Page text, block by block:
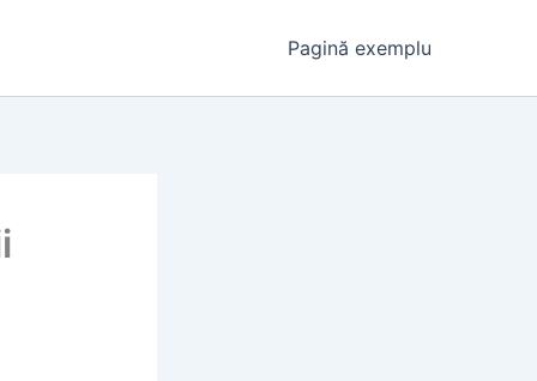
Pagină exemplu